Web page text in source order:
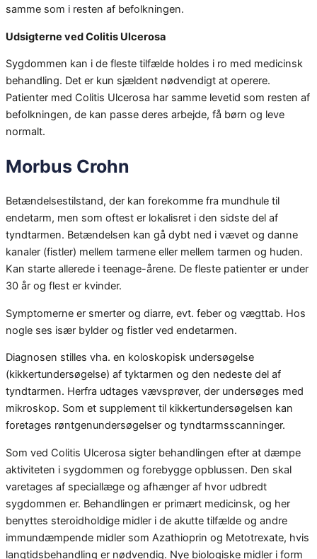
samme som i resten af befolkningen.
Udsigterne ved Colitis Ulcerosa
Sygdommen kan i de fleste tilfælde holdes i ro med medicinsk
behandling. Det er kun sjældent nødvendigt at operere.
Patienter med Colitis Ulcerosa har samme levetid som resten af
befolkningen, de kan passe deres arbejde, få børn og leve
normalt.
Morbus Crohn
Betændelsestilstand, der kan forekomme fra mundhule til
endetarm, men som oftest er lokalisret i den sidste del af
tyndtarmen. Betændelsen kan gå dybt ned i vævet og danne
kanaler (fistler) mellem tarmene eller mellem tarmen og huden.
Kan starte allerede i teenage-årene. De fleste patienter er under
30 år og flest er kvinder.
Symptomerne er smerter og diarre, evt. feber og vægttab. Hos
nogle ses især bylder og fistler ved endetarmen.
Diagnosen stilles vha. en koloskopisk undersøgelse
(kikkertundersøgelse) af tyktarmen og den nedeste del af
tyndtarmen. Herfra udtages vævsprøver, der undersøges med
mikroskop. Som et supplement til kikkertundersøgelsen kan
foretages røntgenundersøgelser og tyndtarmsscanninger.
Som ved Colitis Ulcerosa sigter behandlingen efter at dæmpe
aktiviteten i sygdommen og forebygge opblussen. Den skal
varetages af speciallæge og afhænger af hvor udbredt
sygdommen er. Behandlingen er primært medicinsk, og her
benyttes steroidholdige midler i de akutte tilfælde og andre
immundæmpende midler som Azathioprin og Metotrexate, hvis
langtidsbehandling er nødvendig. Nye biologiske midler i form